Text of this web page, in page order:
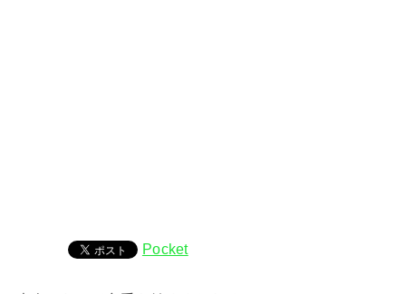
Pocket